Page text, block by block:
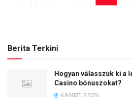
Berita Terkini
Hogyan válasszuk ki a
Casino bónuszokat?
6 AGUSTUS 2026